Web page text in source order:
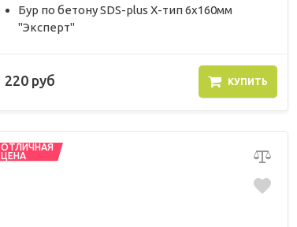
Бур по бетону SDS-plus X-тип 6х160мм
"Эксперт"
220 руб КУПИТЬ
ОТЛИЧНАЯ
ЦЕНА